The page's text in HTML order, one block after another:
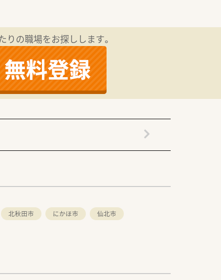
薬指導をお任せいたします。
担っていただきます。
減し対人業務に注力できます。
の職場をお探しします。
北秋田市 にかほ市
仙北市